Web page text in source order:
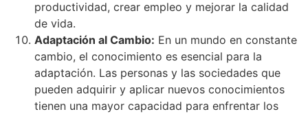
productividad, crear empleo y mejorar la calidad
de vida.
Adaptación al Cambio: En un mundo en constante
cambio, el conocimiento es esencial para la
adaptación. Las personas y las sociedades que
pueden adquirir y aplicar nuevos conocimientos
tienen una mayor capacidad para enfrentar los